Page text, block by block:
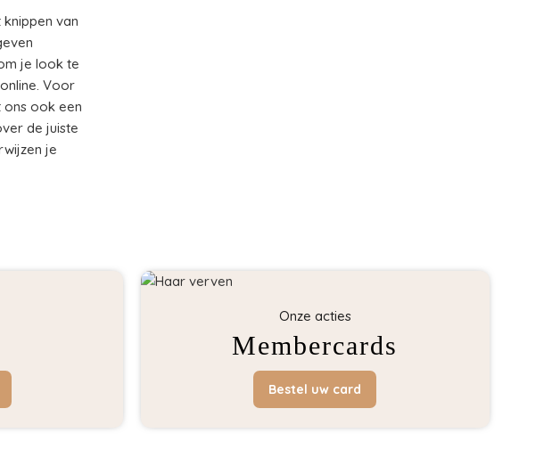
van
je look te
Voor
ons ook een
de juiste
je
Onze acties
Membercards
Bestel uw card